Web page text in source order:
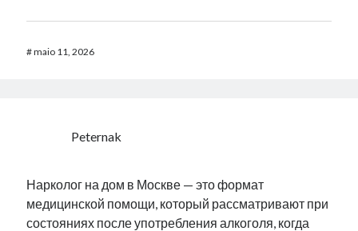
#maio 11, 2026
Peternak
Нарколог на дом в Москве — это формат
медицинской помощи, который рассматривают при
состояниях после употребления алкоголя, когда